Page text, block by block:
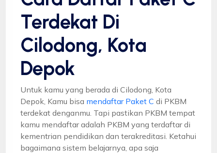
Terdekat Di
Cilodong, Kota
Depok
Untuk kamu yang berada di Cilodong, Kota
Depok, Kamu bisa mendaftar Paket C di PKBM
terdekat denganmu. Tapi pastikan PKBM tempat
kamu mendaftar adalah PKBM yang terdaftar di
kementrian pendidikan dan terakreditasi. Ketahui
bagaimana sistem belajarnya, apa saja